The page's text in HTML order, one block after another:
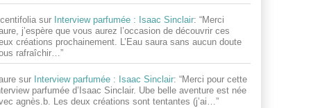
sur Interview parfumée : Isaac Sinclair: “Merci
j’espère que vous aurez l’occasion de découvrir ces
créations prochainement. L’Eau saura sans aucun doute
rafraîchir…”
sur Interview parfumée : Isaac Sinclair: “Merci pour cette
parfumée d’Isaac Sinclair. Ube belle aventure est née
agnès.b. Les deux créations sont tentantes (j’ai…”